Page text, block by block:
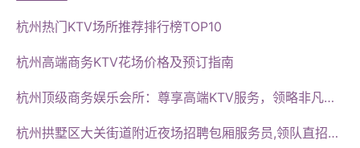
杭州热门KTV场所推荐排行榜TOP10
杭州高端商务KTV花场价格及预订指南
杭州顶级商务娱乐会所：尊享高端KTV服务，领略非凡小费文化
杭州拱墅区大关街道附近夜场招聘包厢服务员,领队直招没套路的